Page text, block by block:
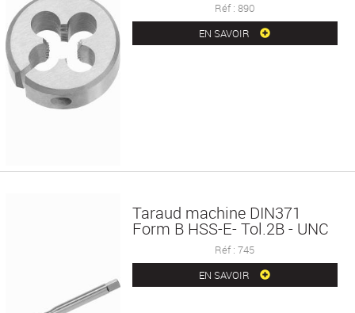
Réf : 890
EN SAVOIR
Taraud machine DIN371
Form B HSS-E- Tol.2B - UNC
Réf : 745
EN SAVOIR